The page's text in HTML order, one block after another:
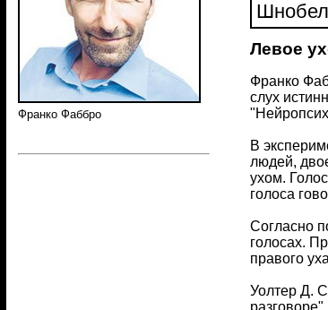
Франко Фаббро
Левое
Франко
слух
В
людей,
ухом.
голоса
Согласно
голосах.
правого
Уолтер Д.